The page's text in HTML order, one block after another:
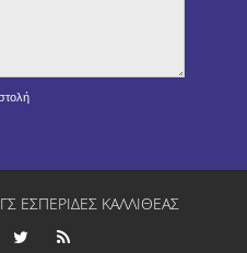
ΓΣ ΕΣΠΕΡΙΔΕΣ ΚΑΛΛΙΘΕΑΣ